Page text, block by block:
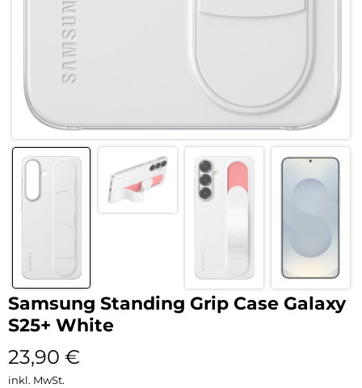
Samsung Standing Grip Case Galaxy
S25+ White
23,90 €
inkl. MwSt.